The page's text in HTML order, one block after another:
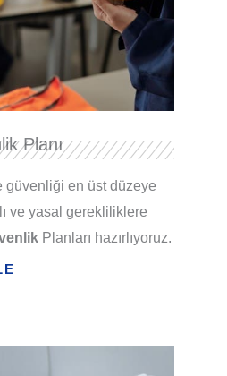
Planı
güvenliği en üst düzeye
ve yasal gerekliliklere
Planları hazırlıyoruz.